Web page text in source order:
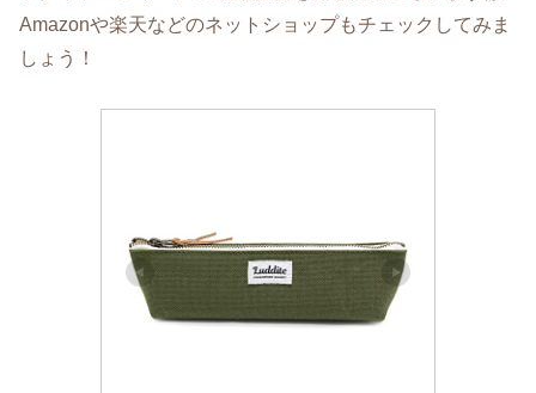
Amazonや楽天などのネットショップもチェックしてみま
しょう！